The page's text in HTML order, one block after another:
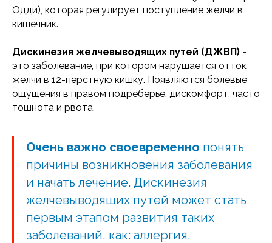
Одди), которая регулирует поступление желчи в
кишечник.
Дискинезия желчевыводящих путей (ДЖВП) -
это заболевание, при котором нарушается отток
желчи в 12-перстную кишку. Появляются болевые
ощущения в правом подреберье, дискомфорт, часто
тошнота и рвота.
Очень важно своевременно понять
причины возникновения заболевания
и начать лечение. Дискинезия
желчевыводящих путей может стать
первым этапом развития таких
заболеваний, как: аллергия,